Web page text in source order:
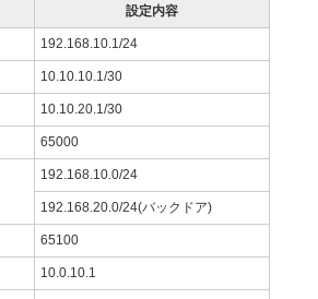
設定内容
192.168.10.1/24
10.10.10.1/30
10.10.20.1/30
65000
192.168.10.0/24
192.168.20.0/24(バックドア)
65100
10.0.10.1